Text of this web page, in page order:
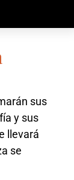
sus
y sus
llevará
se